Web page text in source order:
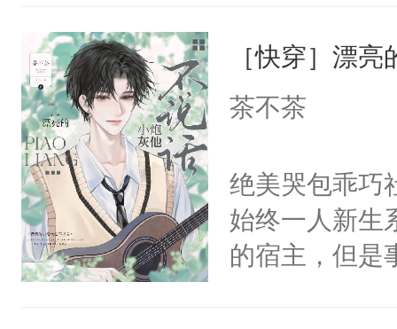
们竟然欺负
宴：要不你
来……“蛇蛇，
堂魔尊……行
位，当日就抢
神偏执：不许
病，一个个
上了还是无动
间变脸背叛他
的恶事他都对
一个权力滔天
右男主又报复
［快穿］漂
茶不茶
绝美哭包乖巧
始终一人新生
的宿主，但